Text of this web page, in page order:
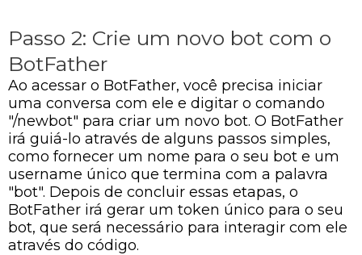
Passo 2: Crie um novo bot com o
BotFather
Ao acessar o BotFather, você precisa iniciar
uma conversa com ele e digitar o comando
"/newbot" para criar um novo bot. O BotFather
irá guiá-lo através de alguns passos simples,
como fornecer um nome para o seu bot e um
username único que termina com a palavra
"bot". Depois de concluir essas etapas, o
BotFather irá gerar um token único para o seu
bot, que será necessário para interagir com ele
através do código.